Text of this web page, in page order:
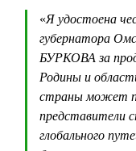
«Я удостоена
губернатора
БУРКОВА за
Родины и
страны может
представители
глобального